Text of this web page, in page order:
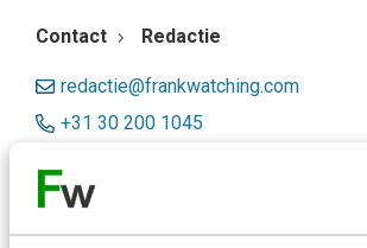
Contact Redactie
redactie@frankwatching.com
+31 30 200 1045
Meer contactopties